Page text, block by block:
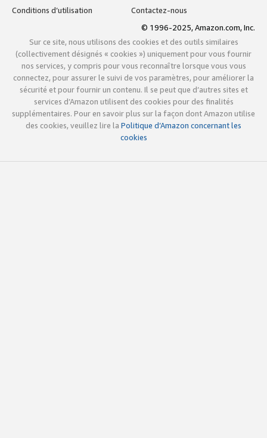
Conditions d’utilisation
Contactez-nous
© 1996-2025, Amazon.com, Inc.
Sur ce site, nous utilisons des cookies et des outils similaires
(collectivement désignés « cookies ») uniquement pour vous fournir
nos services, y compris pour vous reconnaître lorsque vous vous
connectez, pour assurer le suivi de vos paramètres, pour améliorer la
sécurité et pour fournir un contenu. Il se peut que d’autres sites et
services d’Amazon utilisent des cookies pour des finalités
supplémentaires. Pour en savoir plus sur la façon dont Amazon utilise
des cookies, veuillez lire la Politique d’Amazon concernant les
cookies